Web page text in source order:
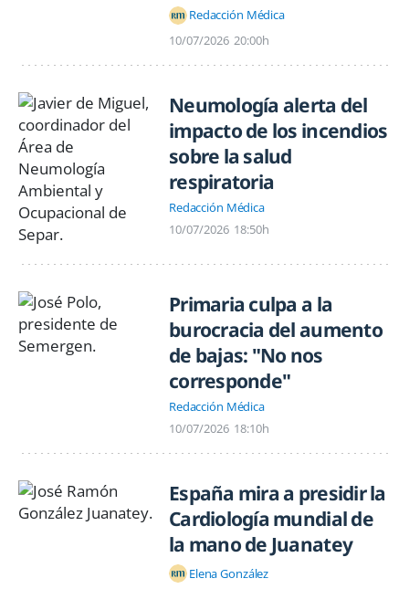
Redacción Médica
10/07/2026 20:00h
Neumología alerta del
impacto de los incendios
sobre la salud
respiratoria
Redacción Médica
10/07/2026 18:50h
Primaria culpa a la
burocracia del aumento
de bajas: "No nos
corresponde"
Redacción Médica
10/07/2026 18:10h
España mira a presidir la
Cardiología mundial de
la mano de Juanatey
Elena González